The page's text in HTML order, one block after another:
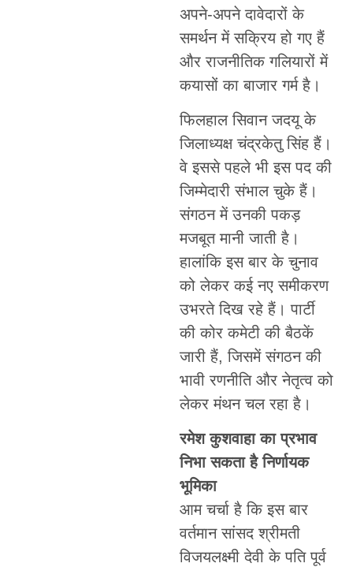
अपने-अपने दावेदारों के
समर्थन में सक्रिय हो गए हैं
और राजनीतिक गलियारों में
कयासों का बाजार गर्म है।
फिलहाल सिवान जदयू के
जिलाध्यक्ष चंद्रकेतु सिंह हैं।
वे इससे पहले भी इस पद की
जिम्मेदारी संभाल चुके हैं।
संगठन में उनकी पकड़
मजबूत मानी जाती है।
हालांकि इस बार के चुनाव
को लेकर कई नए समीकरण
उभरते दिख रहे हैं। पार्टी
की कोर कमेटी की बैठकें
जारी हैं, जिसमें संगठन की
भावी रणनीति और नेतृत्व को
लेकर मंथन चल रहा है।
रमेश कुशवाहा का प्रभाव
निभा सकता है निर्णायक
भूमिका
आम चर्चा है कि इस बार
वर्तमान सांसद श्रीमती
विजयलक्ष्मी देवी के पति पूर्व